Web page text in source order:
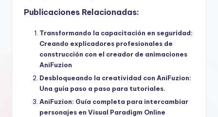
Publicaciones Relacionadas:
Transformando la capacitación en seguridad:
Creando explicadores profesionales de
construcción con el creador de animaciones
AniFuzion
Desbloqueando la creatividad con AniFuzion:
Una guía paso a paso para tutoriales.
AniFuzion: Guía completa para intercambiar
personajes en Visual Paradigm Online